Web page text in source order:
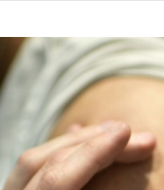
tentative d'ingérence
des 8.700 points
de l'emploi